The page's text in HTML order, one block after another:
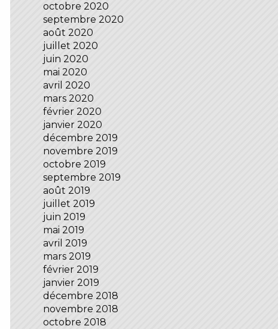
octobre 2020
septembre 2020
août 2020
juillet 2020
juin 2020
mai 2020
avril 2020
mars 2020
février 2020
janvier 2020
décembre 2019
novembre 2019
octobre 2019
septembre 2019
août 2019
juillet 2019
juin 2019
mai 2019
avril 2019
mars 2019
février 2019
janvier 2019
décembre 2018
novembre 2018
octobre 2018